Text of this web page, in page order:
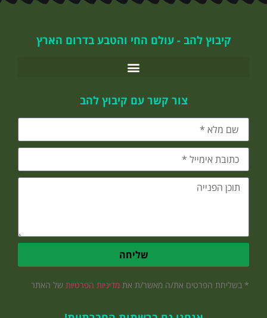
קיבוץ להב - עולם החי והטבע בדרום הארץ
צור קשר עם קיבוץ להב
שליחה
* בשליחת הפרטים את/ה מאשר/ת את מדיניות הפרטיות של האתר